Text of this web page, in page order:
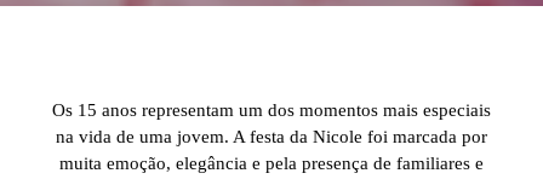
Os 15 anos representam um dos momentos mais especiais
na vida de uma jovem. A festa da Nicole foi marcada por
muita emoção, elegância e pela presença de familiares e